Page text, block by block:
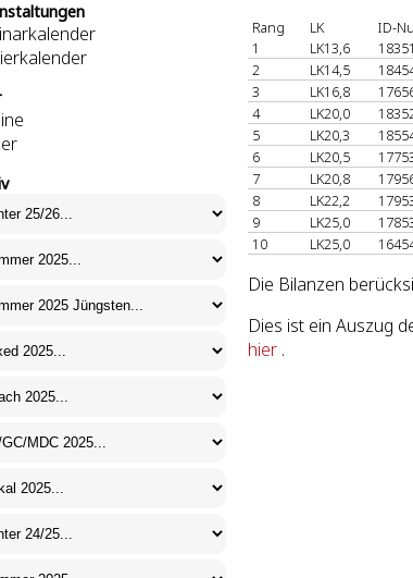
Rang LK ID-
1
LK13,6
2
LK14,5
3
LK16,8
4
LK20,0
5
LK20,3
6
LK20,5
7
LK20,8
8
LK22,2
9
LK25,0
10
LK25,0
Die Bilanzen
Dies ist ein Auszug
hier .